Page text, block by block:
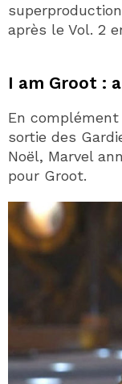
après le Vol. 2
I am Groot :
En
sortie des
Noël, Marvel
pour Groot.